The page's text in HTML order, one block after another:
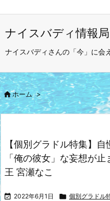
ナイスバディ情報局
ナイスバディさんの「今」に会
ホーム >
【個別グラドル特集】
「俺の彼女」な妄想が
王 宮瀬なこ
 2022年6月1日  個別グラドル